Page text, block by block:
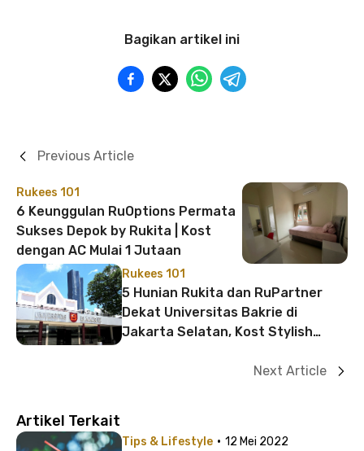
Bagikan artikel ini
Rukees 101
6 Keunggulan RuOptions Permata
Sukses Depok by Rukita | Kost
dengan AC Mulai 1 Jutaan
Previous Article
Rukees 101
5 Hunian Rukita dan RuPartner
Dekat Universitas Bakrie di
Jakarta Selatan, Kost Stylish
Next Article
Artikel Terkait
Tips & Lifestyle · 12 Mei 2022